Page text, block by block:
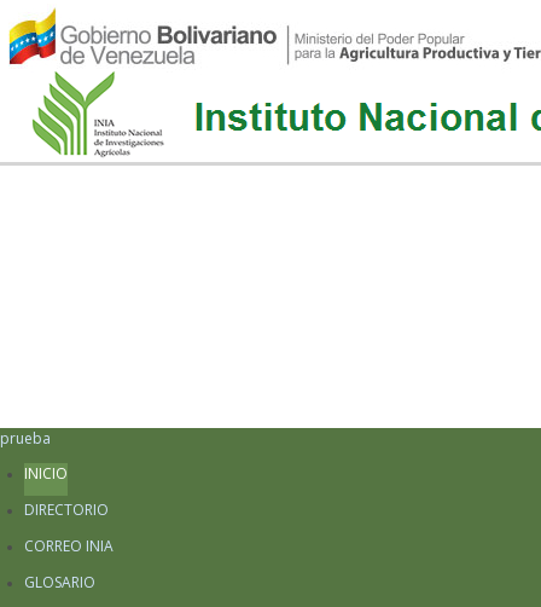
prueba
INICIO
DIRECTORIO
CORREO INIA
GLOSARIO